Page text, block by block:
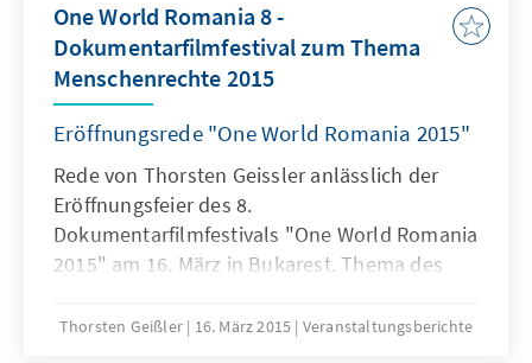
One World Romania 8 -
Dokumentarfilmfestival zum Thema
Menschenrechte 2015
Eröffnungsrede "One World Romania 2015"
Rede von Thorsten Geissler anlässlich der
Eröffnungsfeier des 8.
Dokumentarfilmfestivals "One World Romania
2015" am 16. März in Bukarest. Thema des
Minderheitenrechte.
Thorsten Geißler 16. März 2015 Veranstaltungsberichte